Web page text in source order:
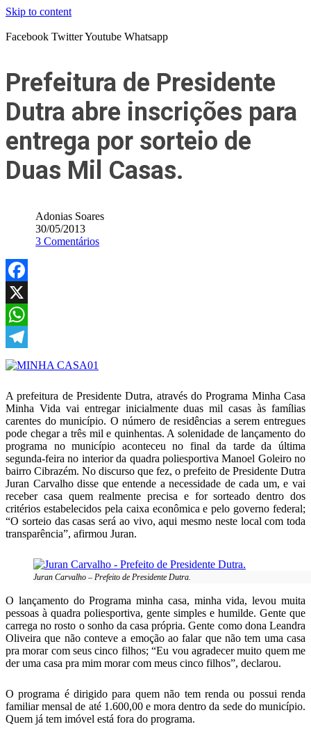
Skip to content
Facebook TwitterYoutube Whatsapp
Prefeitura de Presidente
Dutra abre inscrições para
entrega por sorteio de
Duas Mil Casas.
Adonias Soares
30/05/2013
3 Comentários
Facebook
X
WhatsApp
Telegram
A prefeitura de Presidente Dutra, através do Programa Minha Casa
Minha Vida vai entregar inicialmente duas mil casas às famílias
carentes do município. O número de residências a serem entregues
pode chegar a três mil e quinhentas. A solenidade de lançamento do
programa no município aconteceu no final da tarde da última
segunda-feira no interior da quadra poliesportiva Manoel Goleiro no
bairro Cibrazém. No discurso que fez, o prefeito de Presidente Dutra
Juran Carvalho disse que entende a necessidade de cada um, e vai
receber casa quem realmente precisa e for sorteado dentro dos
critérios estabelecidos pela caixa econômica e pelo governo federal;
“O sorteio das casas será ao vivo, aqui mesmo neste local com toda
transparência”, afirmou Juran.
Juran Carvalho – Prefeito de Presidente Dutra.
O lançamento do Programa minha casa, minha vida, levou muita
pessoas à quadra poliesportiva, gente simples e humilde. Gente que
carrega no rosto o sonho da casa própria. Gente como dona Leandra
Oliveira que não conteve a emoção ao falar que não tem uma casa
pra morar com seus cinco filhos; “Eu vou agradecer muito quem me
der uma casa pra mim morar com meus cinco filhos”, declarou.
O programa é dirigido para quem não tem renda ou possui renda
familiar mensal de até 1.600,00 e mora dentro da sede do município.
Quem já tem imóvel está fora do programa.